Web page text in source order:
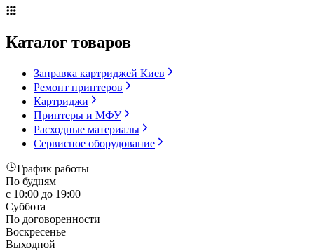
Каталог товаров
Заправка картриджей Киев
Ремонт принтеров
Картриджи
Принтеры и МФУ
Расходные материалы
Сервисное оборудование
График работы
По будням
с 10:00 до 19:00
Суббота
По договоренности
Воскресенье
Выходной